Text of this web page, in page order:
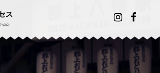
ス